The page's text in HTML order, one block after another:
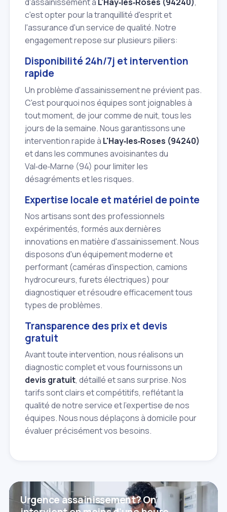
c'est opter pour la tranquillité d'esprit et
l'assurance d'un service de qualité. Notre
engagement repose sur plusieurs piliers:
Disponibilité 24h/7j et intervention
rapide
Un problème d'assainissement ne prévient pas.
C'est pourquoi nos équipes sont joignables à
tout moment, de jour comme de nuit, tous les
jours de la semaine. Nous garantissons une
intervention rapide à L'Hay‑les‑Roses (94240)
et dans les communes avoisinantes du
Val‑de‑Marne (94) pour limiter les
désagréments et les risques.
Expertise locale et matériel de pointe
Nos artisans sont des professionnels
expérimentés, formés aux dernières
innovations en matière d'assainissement. Nous
disposons d'un équipement moderne et
performant (caméras d'inspection, camions
hydrocureurs, furets électriques) pour
diagnostiquer et résoudre efficacement tous
types de problèmes.
Transparence des prix et devis
gratuit
Avant toute intervention, nous réalisons un
diagnostic complet et vous fournissons un
devis gratuit, détaillé et sans surprise. Nos
tarifs sont clairs et compétitifs, reflétant la
qualité de notre service et l'expertise de nos
équipes. Nous nous déplaçons à domicile pour
évaluer précisément vos besoins.
Urgence assainissement? On